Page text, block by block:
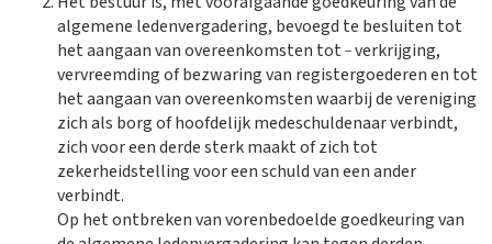
algemene ledenvergadering, bevoegd te besluiten tot
het aangaan van overeenkomsten tot verkrijging,
vervreemding of bezwaring van registergoederen en tot
het aangaan van overeenkomsten waarbij de vereniging
zich als borg of hoofdelijk medeschuldenaar verbindt,
zich voor een derde sterk maakt of zich tot
zekerheidstelling voor een schuld van een ander
verbindt.
Op het ontbreken van vorenbedoelde goedkeuring van